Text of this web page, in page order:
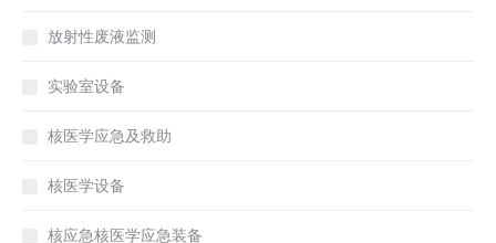
放射性废液监测
实验室设备
核医学应急及救助
核医学设备
核应急核医学应急装备